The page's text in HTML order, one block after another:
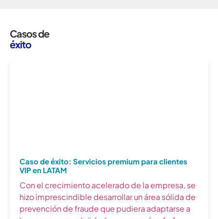
Casos de
éxito
Caso de éxito: Servicios premium para clientes
VIP en LATAM
Con el crecimiento acelerado de la empresa, se
hizo imprescindible desarrollar un área sólida de
prevención de fraude que pudiera adaptarse a